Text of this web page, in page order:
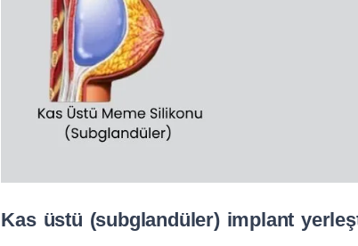
Kas üstü (subglandüler) implant